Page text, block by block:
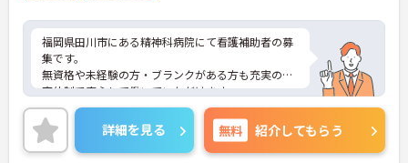
福岡県田川市にある精神科病院にて看護補助者の募
集です。
無資格や未経験の方・ブランクがある方も充実の教
育体制で安心して働いていただけます。
残業はありません。ワークライフバランスを保ちな
がらご勤務いただけます。
ご興味のある方には、面接対策ポイントなど、さら
に詳細をご案内しますのでお気軽にご相談くださ
詳細を見る 無料 紹介してもらう